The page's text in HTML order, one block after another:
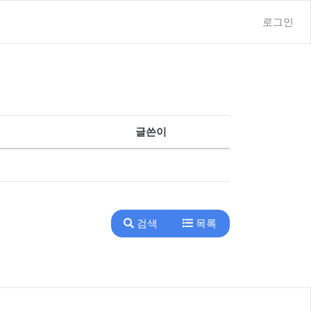
로그인
글쓴이
검색 목록